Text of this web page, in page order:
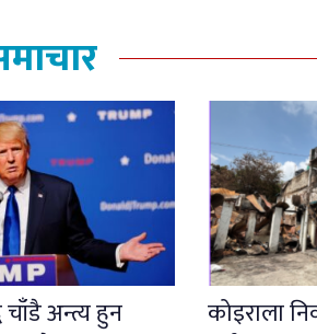
अन्त्य हुन
कोइराला